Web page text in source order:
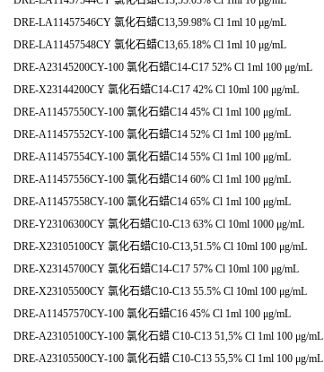
DRE-LA11457546CY 氯化石蜡C13,59.98% Cl 1ml 10 μg/mL
DRE-LA11457548CY 氯化石蜡C13,65.18% Cl 1ml 10 μg/mL
DRE-A23145200CY-100 氯化石蜡C14-C17 52% Cl 1ml 100 μg/mL
DRE-X23144200CY 氯化石蜡C14-C17 42% Cl 10ml 100 μg/mL
DRE-A11457550CY-100 氯化石蜡C14 45% Cl 1ml 100 μg/mL
DRE-A11457552CY-100 氯化石蜡C14 52% Cl 1ml 100 μg/mL
DRE-A11457554CY-100 氯化石蜡C14 55% Cl 1ml 100 μg/mL
DRE-A11457556CY-100 氯化石蜡C14 60% Cl 1ml 100 μg/mL
DRE-A11457558CY-100 氯化石蜡C14 65% Cl 1ml 100 μg/mL
DRE-Y23106300CY 氯化石蜡C10-C13 63% Cl 10ml 1000 μg/mL
DRE-X23105100CY 氯化石蜡C10-C13,51.5% Cl 10ml 100 μg/mL
DRE-X23145700CY 氯化石蜡C14-C17 57% Cl 10ml 100 μg/mL
DRE-X23105500CY 氯化石蜡C10-C13 55.5% Cl 10ml 100 μg/mL
DRE-A11457570CY-100 氯化石蜡C16 45% Cl 1ml 100 μg/mL
DRE-A23105100CY-100 氯化石蜡 C10-C13 51,5% Cl 1ml 100 μg/mL
DRE-A23105500CY-100 氯化石蜡 C10-C13 55,5% Cl 1ml 100 μg/mL